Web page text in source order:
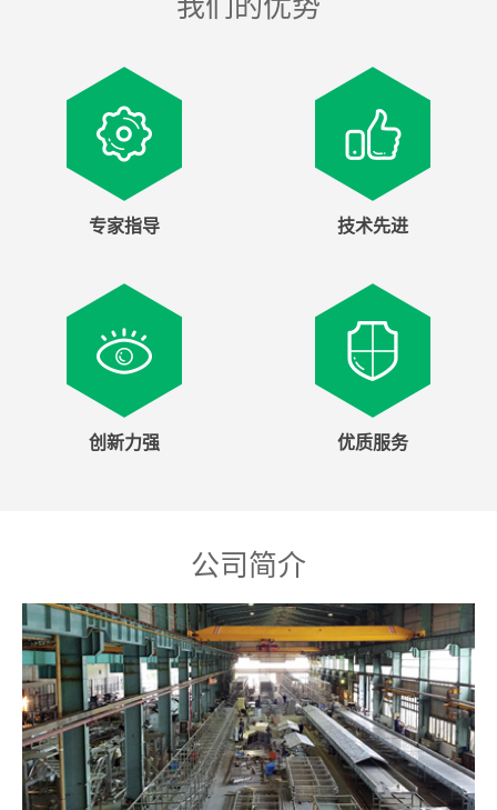
我们的优势
专家指导 技术先进
创新力强 优质服务
公司简介